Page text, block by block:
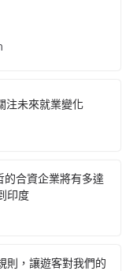
注未來就業變化
合資企業將有多達
印度
則，讓遊客對我們的